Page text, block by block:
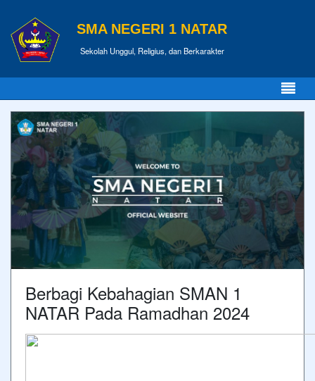
SMA NEGERI 1 NATAR
Sekolah Unggul, Religius, dan Berkarakter
Berbagi Kebahagian SMAN 1
NATAR Pada Ramadhan 2024